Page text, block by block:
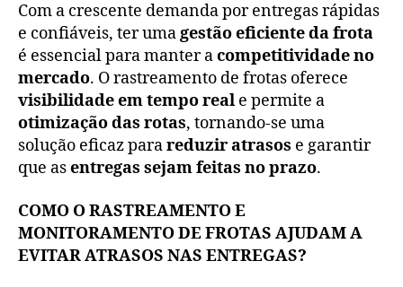
Com a crescente demanda por entregas rápidas
e confiáveis, ter umagestão eficiente da frota
é essencial para manter acompetitividade no
mercado. O rastreamento de frotas oferece
visibilidade em tempo real e permite a
otimização das rotas, tornando-se uma
solução eficaz parareduzir atrasos e garantir
que asentregas sejam feitas no prazo.
COMO O RASTREAMENTO E
MONITORAMENTO DE FROTAS AJUDAM A
EVITAR ATRASOS NAS ENTREGAS?